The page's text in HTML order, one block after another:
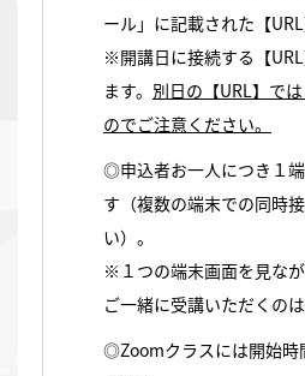
ール」に記載された【
※開講日に接続する【
ます。 別日の【URL】で
のでご注意ください。
◎申込者お一人につき１
す（複数の端末での同時
い）。
※１つの端末画面を見な
ご一緒に受講いただくのは
◎Zoomクラスには開始時